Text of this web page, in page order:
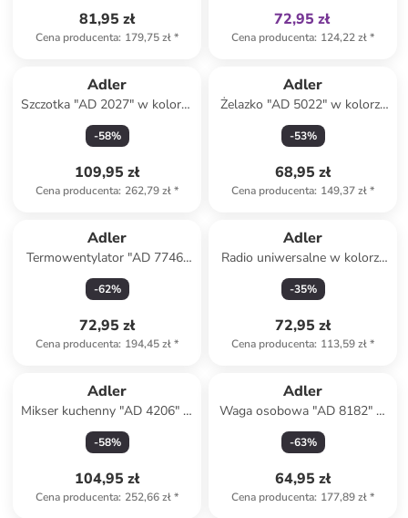
81,95 zł
Cena producenta: 179,75 zł*
72,95 zł
Cena producenta: 124,22 zł*
Adler
Szczotka "AD 2027" w kolorze
biało-jasnoróżowym do loków
-58%
109,95 zł
Cena producenta: 262,79 zł*
Adler
Żelazko "AD 5022" w kolorze
fioletowym
-53%
68,95 zł
Cena producenta: 149,37 zł*
Adler
Termowentylator "AD 7746"
w kolorze białym
-62%
72,95 zł
Cena producenta: 194,45 zł*
Adler
Radio uniwersalne w kolorze
czarnym
-35%
72,95 zł
Cena producenta: 113,59 zł*
Adler
Mikser kuchenny "AD 4206" w
kolorze białym - 3,4 l
-58%
104,95 zł
Cena producenta: 252,66 zł*
Adler
Waga osobowa "AD 8182" w
kolorze czarnym - 180 kg
-63%
64,95 zł
Cena producenta: 177,89 zł*